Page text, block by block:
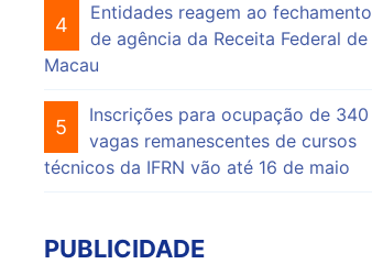
4
Entidades reagem ao fechamento
de agência da Receita Federal de
Macau
5
Inscrições para ocupação de 340
vagas remanescentes de cursos
técnicos da IFRN vão até 16 de maio
PUBLICIDADE